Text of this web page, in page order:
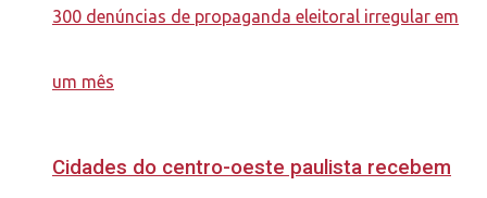
Cidades do centro-oeste paulista recebem